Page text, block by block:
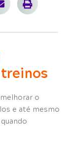
o
e até mesmo